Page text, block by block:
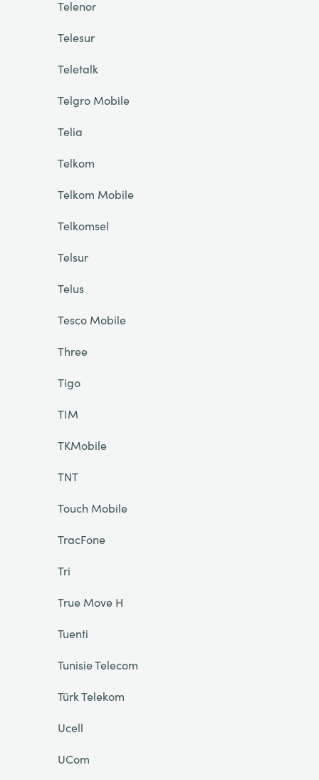
Telenor
Telesur
Teletalk
Telgro Mobile
Telia
Telkom
Telkom Mobile
Telkomsel
Telsur
Telus
Tesco Mobile
Three
Tigo
TIM
TKMobile
TNT
Touch Mobile
TracFone
Tri
True Move H
Tuenti
Tunisie Telecom
Türk Telekom
Ucell
UCom